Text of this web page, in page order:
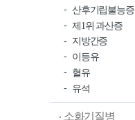
산후기립불능증
제1위 과산증
지방간증
이등유
혈유
유석
소화기질병